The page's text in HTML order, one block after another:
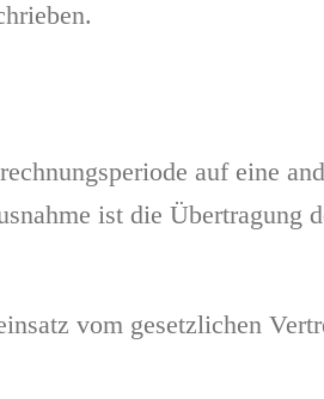
auf eine
ist die Übertragung
vom gesetzlichen